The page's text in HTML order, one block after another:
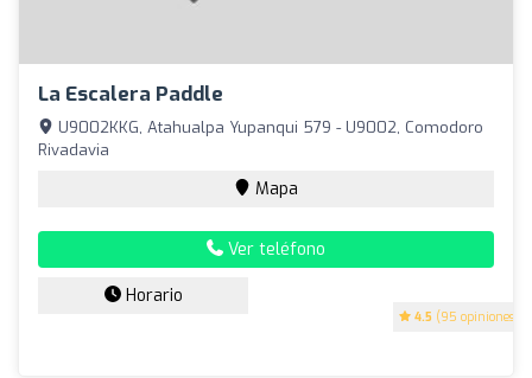
La Escalera Paddle
4.5 (95 opiniones)
U9002KKG, Atahualpa Yupanqui 579 - U9002, Comodoro
Rivadavia
Mapa
Ver teléfono
Horario